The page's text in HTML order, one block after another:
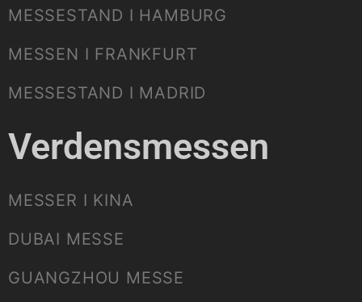
MESSESTAND I HAMBURG
MESSEN I FRANKFURT
MESSESTAND I MADRID
Verdensmessen
MESSER I KINA
DUBAI MESSE
GUANGZHOU MESSE